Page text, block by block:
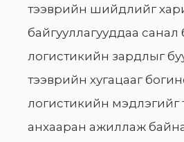
тээврийн шийдлийг
байгууллагууддаа санал
логистикийн зардлыг
тээврийн хугацааг
логистикийн мэдлэгийг
анхааран ажиллаж